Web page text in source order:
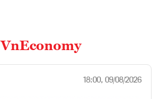
VnEconomy
18:00, 09/08/2026